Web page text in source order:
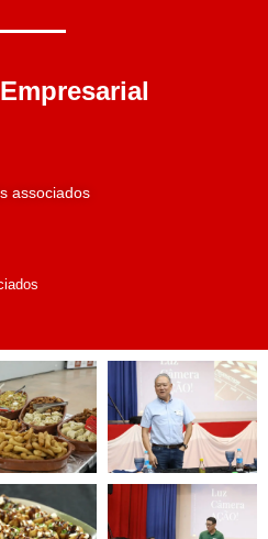
associados